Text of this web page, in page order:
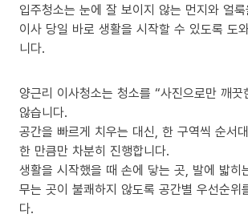
입주청소는 눈에 잘 보이지 않는 먼지와 얼
이사 당일 바로 생활을 시작할 수 있도록 도
니다.
양근리 이사청소는 청소를 “사진으로만 깨끗
않습니다.
공간을 빠르게 치우는 대신, 한 구역씩 순서
한 만큼만 차분히 진행합니다.
생활을 시작했을 때 손에 닿는 곳, 발에 밟히
무는 곳이 불쾌하지 않도록 공간별 우선순위
다.